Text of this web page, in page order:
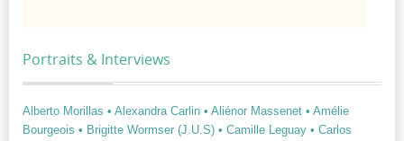
Portraits & Interviews
Alberto Morillas • Alexandra Carlin • Aliénor Massenet • Amélie
Bourgeois • Brigitte Wormser (J.U.S) • Camille Leguay • Carlos